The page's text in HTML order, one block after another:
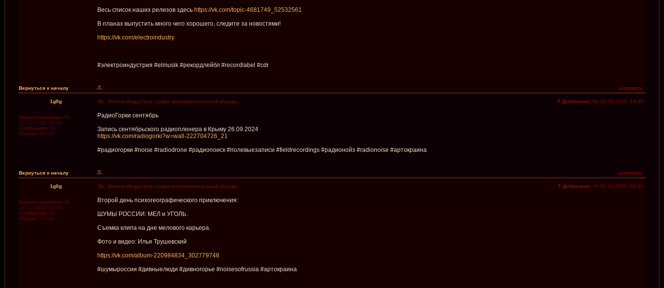
Весь список наших релизов здесь https://vk.com/topic-4681749_52532561
В планах выпустить много чего хорошего, следите за новостями!
https://vk.com/electroindustry
#электроиндустрия #elmusik #рекордлейбл #recordlabel #cdr
Вернуться к началу
1g0g Re: ЭлектроИндустрия студия экспериментальной музыки Добавлено: Пн 30.09.2024, 14:49
Зарегистрирован: Вс
12.10.2008, 20:30
Сообщения: 61
Откуда: Питер
РадиоГорки сентябрь
Запись сентябрьского радиопленера в Крыму 26.09.2024
https://vk.com/radiogorki?w=wall-222704726_21
#радиогорки #noise #radiodrone #радиопоиск #полевыезаписи #fieldrecordings #радионойз #radionoise #артокраина
Вернуться к началу
1g0g Re: ЭлектроИндустрия студия экспериментальной музыки Добавлено: Чт 03.10.2024, 01:00
Зарегистрирован: Вс
12.10.2008, 20:30
Сообщения: 61
Откуда: Питер
Второй день психогеографического приключения:
ШУМЫ РОССИИ: МЕЛ и УГОЛЬ.
Съемка клипа на дне мелового карьера.
Фото и видео: Илья Трушевский
https://vk.com/album-220984834_302779748
#шумыроссии #дивныелюди #дивногорье #noisesofrussia #артокраина